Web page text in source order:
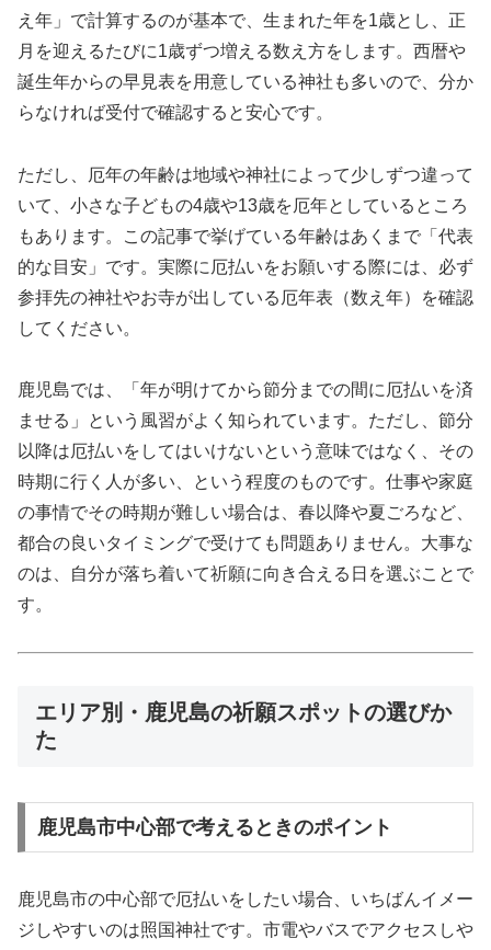
え年」で計算するのが基本で、生まれた年を1歳とし、正
月を迎えるたびに1歳ずつ増える数え方をします。西暦や
誕生年からの早見表を用意している神社も多いので、分か
らなければ受付で確認すると安心です。
ただし、厄年の年齢は地域や神社によって少しずつ違って
いて、小さな子どもの4歳や13歳を厄年としているところ
もあります。この記事で挙げている年齢はあくまで「代表
的な目安」です。実際に厄払いをお願いする際には、必ず
参拝先の神社やお寺が出している厄年表（数え年）を確認
してください。
鹿児島では、「年が明けてから節分までの間に厄払いを済
ませる」という風習がよく知られています。ただし、節分
以降は厄払いをしてはいけないという意味ではなく、その
時期に行く人が多い、という程度のものです。仕事や家庭
の事情でその時期が難しい場合は、春以降や夏ごろなど、
都合の良いタイミングで受けても問題ありません。大事な
のは、自分が落ち着いて祈願に向き合える日を選ぶことで
す。
エリア別・鹿児島の祈願スポットの選びか
た
鹿児島市中心部で考えるときのポイント
鹿児島市の中心部で厄払いをしたい場合、いちばんイメー
ジしやすいのは照国神社です。市電やバスでアクセスしや